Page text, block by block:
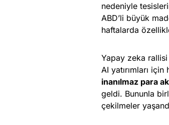
nedeniyle
ABD’li büyük
haftalarda
Yapay zeka
AI yatırımları
inanılmaz para
geldi. Bununla
çekilmeler